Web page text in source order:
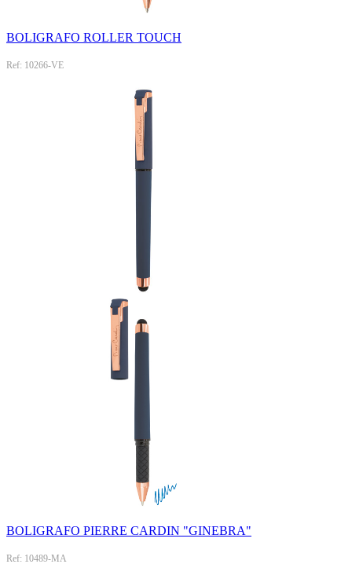
BOLIGRAFO ROLLER TOUCH
Ref: 10266-VE
BOLIGRAFO PIERRE CARDIN "GINEBRA"
Ref: 10489-MA